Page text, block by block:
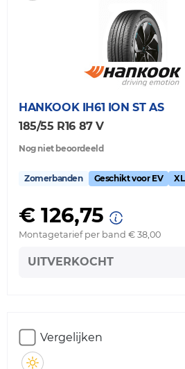
HANKOOK
IH61 ION ST AS
185/55 R16 87 V
Nog niet beoordeeld
Zomerbanden Geschikt voor EV XL
€ 126,75
Montagetarief per band € 38,00
UITVERKOCHT
Vergelijken